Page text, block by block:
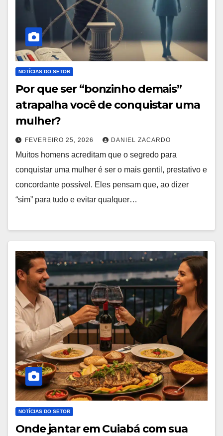
NOTÍCIAS DO SETOR
Por que ser “bonzinho demais”
atrapalha você de conquistar uma
mulher?
FEVEREIRO 25, 2026 DANIEL ZACARDO
Muitos homens acreditam que o segredo para
conquistar uma mulher é ser o mais gentil, prestativo e
concordante possível. Eles pensam que, ao dizer
“sim” para tudo e evitar qualquer…
NOTÍCIAS DO SETOR
Onde jantar em Cuiabá com sua